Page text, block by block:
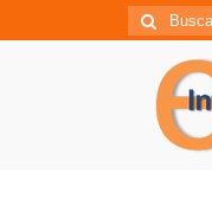
Búsqueda
para: